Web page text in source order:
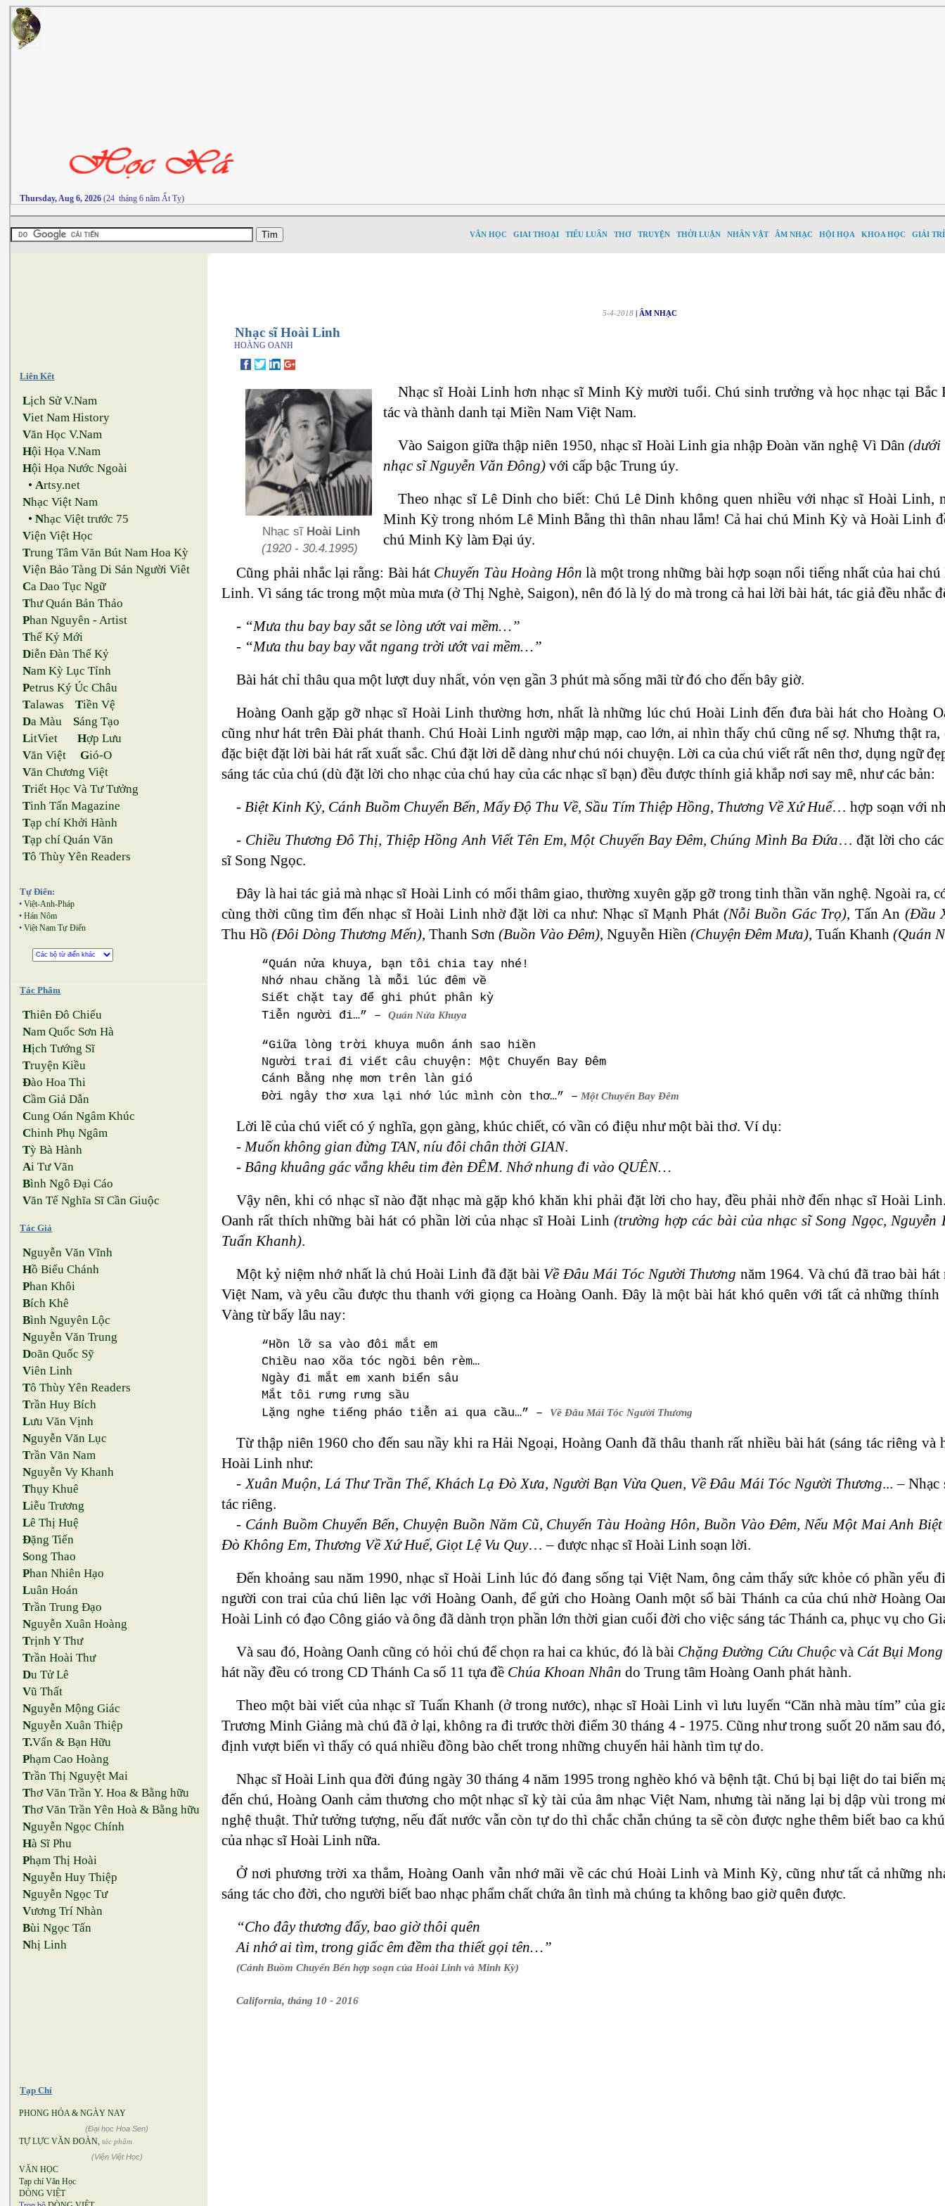
Thursday, Aug 6, 2026 (24 tháng 6 năm Ất Tỵ)
VĂN HỌC GIAI THOẠI TIỂU LUÂN THƠ TRUYỆN THỜI LUẬN NHÂN VẬT ÂM NHẠC HỘI HỌA KHOA HỌC GIẢI TRÍ
Liên Kết
Lịch Sử V.Nam
Viet Nam History
Văn Học V.Nam
Hội Họa V.Nam
Hội Họa Nước Ngoài
•Artsy.net
Nhạc Việt Nam
•Nhạc Việt trước 75
Viện Việt Học
Trung Tâm Văn Bút Nam Hoa Kỳ
Viện Bảo Tàng Di Sản Người Viêt
Ca Dao Tục Ngữ
Thư Quán Bản Thảo
Phan Nguyên - Artist
Thế Kỷ Mới
Diễn Đàn Thế Kỷ
Nam Kỳ Lục Tỉnh
Petrus Ký Úc Châu
Talawas Tiền Vệ
Da Màu Sáng Tạo
LitViet Hợp Lưu
Văn Việt Gió-O
Văn Chương Việt
Triết Học Và Tư Tưởng
Tinh Tấn Magazine
Tạp chí Khởi Hành
Tạp chí Quán Văn
Tô Thùy Yên Readers
Tự Điển:
• Việt-Anh-Pháp
• Hán Nôm
• Việt Nam Tự Điển
Tác Phẩm
Thiên Đô Chiếu
Nam Quốc Sơn Hà
Hịch Tướng Sĩ
Truyện Kiều
Đào Hoa Thi
Cầm Giả Dẫn
Cung Oán Ngâm Khúc
Chinh Phụ Ngâm
Tỳ Bà Hành
Ai Tư Vãn
Bình Ngô Đại Cáo
Văn Tế Nghĩa Sĩ Cần Giuộc
Tác Giả
Nguyễn Văn Vĩnh
Hồ Biểu Chánh
Phan Khôi
Bích Khê
Bình Nguyên Lộc
Nguyễn Văn Trung
Doãn Quốc Sỹ
Viên Linh
Tô Thùy Yên Readers
Trần Huy Bích
Lưu Văn Vịnh
Nguyễn Văn Lục
Trần Văn Nam
Nguyễn Vy Khanh
Thụy Khuê
Liễu Trương
Lê Thị Huệ
Đặng Tiến
Song Thao
Phan Nhiên Hạo
Luân Hoán
Trần Trung Đạo
Nguyễn Xuân Hoàng
Trịnh Y Thư
Trần Hoài Thư
Du Tử Lê
Vũ Thất
Nguyễn Mộng Giác
Nguyễn Xuân Thiệp
T.Vấn & Bạn Hữu
Phạm Cao Hoàng
Trần Thị Nguyệt Mai
Thơ Văn Trần Y. Hoa & Bằng hữu
Thơ Văn Trần Yên Hoà & Bằng hữu
Nguyễn Ngọc Chính
Hà Sĩ Phu
Phạm Thị Hoài
Nguyễn Huy Thiệp
Nguyễn Ngọc Tư
Vương Trí Nhàn
Bùi Ngọc Tấn
Nhị Linh
Tạp Chí
PHONG HÓA & NGÀY NAY
(Đại học Hoa Sen)
TỰ LỰC VĂN ĐOÀN, tác phẩm
(Viện Việt Học)
VĂN HỌC
Tạp chí Văn Học
DÒNG VIỆT
5-4-2018| ÂM NHẠC
Nhạc sĩ Hoài Linh
HOÀNG OANH
Nhạc sĩ Hoài Linh
(1920 - 30.4.1995)
Nhạc sĩ Hoài Linh hơn nhạc sĩ Minh Kỳ mười tuổi. Chú sinh trưởng và học nhạc tại Bắc
tác và thành danh tại Miền Nam Việt Nam.
Vào Saigon giữa thập niên 1950, nhạc sĩ Hoài Linh gia nhập Đoàn văn nghệ Vì Dân(dưới
nhạc sĩ Nguyễn Văn Đông) với cấp bậc Trung úy.
Theo nhạc sĩ Lê Dinh cho biết: Chú Lê Dinh không quen nhiều với nhạc sĩ Hoài Linh,
Minh Kỳ trong nhóm Lê Minh Bằng thì thân nhau lắm! Cả hai chú Minh Kỳ và Hoài Linh
chú Minh Kỳ làm Đại úy.
Cũng phải nhắc lại rằng: Bài hát Chuyến Tàu Hoàng Hôn là một trong những bài hợp soạn nổi tiếng nhất của hai
Linh. Vì sáng tác trong một mùa mưa (ở Thị Nghè, Saigon), nên đó là lý do mà trong cả hai lời bài hát, tác giả đều nhắc
- “Mưa thu bay bay sắt se lòng ướt vai mềm…”
- “Mưa thu bay bay vắt ngang trời ướt vai mềm…”
Bài hát chỉ thâu qua một lượt duy nhất, vỏn vẹn gần 3 phút mà sống mãi từ đó cho đến bây giờ.
Hoàng Oanh gặp gỡ nhạc sĩ Hoài Linh thường hơn, nhất là những lúc chú Hoài Linh đến đưa bài hát cho Hoàng
cũng như hát trên Đài phát thanh. Chú Hoài Linh người mập mạp, cao lớn, ai nhìn thấy chú cũng nể sợ. Nhưng thật
đặc biệt đặt lời bài hát rất xuất sắc. Chú đặt lời dễ dàng như chú nói chuyện. Lời ca của chú viết rất nên thơ, dụng ngữ
sáng tác của chú (dù đặt lời cho nhạc của chú hay của các nhạc sĩ bạn) đều được thính giả khắp nơi say mê, như các bản:
- Biệt Kinh Kỳ, Cánh Buồm Chuyển Bến, Mấy Độ Thu Về, Sầu Tím Thiệp Hồng, Thương Về Xứ Huế… hợp soạn với
- Chiều Thương Đô Thị, Thiệp Hồng Anh Viết Tên Em, Một Chuyến Bay Đêm, Chúng Mình Ba Đứa… đặt lời cho các
sĩ Song Ngọc.
Đây là hai tác giả mà nhạc sĩ Hoài Linh có mối thâm giao, thường xuyên gặp gỡ trong tinh thần văn nghệ. Ngoài ra,
cùng thời cũng tìm đến nhạc sĩ Hoài Linh nhờ đặt lời ca như: Nhạc sĩ Mạnh Phát (Nỗi Buồn Gác Trọ), Tấn An (Đầu
Thu Hồ (Đôi Dòng Thương Mến), Thanh Sơn (Buồn Vào Đêm), Nguyễn Hiền (Chuyện Đêm Mưa), Tuấn Khanh (Quán
“Quán nửa khuya, bạn tôi chia tay nhé!
Nhớ nhau chăng là mỗi lúc đêm về
Siết chặt tay để ghi phút phân kỳ
Tiễn người đi…” –Quán Nửa Khuya
“Giữa lòng trời khuya muôn ánh sao hiền
Người trai đi viết câu chuyện: Một Chuyến Bay Đêm
Cánh Bằng nhẹ mơn trên làn gió
Đời ngây thơ xưa lại nhớ lúc mình còn thơ…” – Một Chuyến Bay Đêm
Lời lẽ của chú viết có ý nghĩa, gọn gàng, khúc chiết, có vần có điệu như một bài thơ. Ví dụ:
- Muốn không gian đừng TAN, níu đôi chân thời GIAN.
- Bâng khuâng gác vắng khêu tim đèn ĐÊM. Nhớ nhung đi vào QUÊN…
Vậy nên, khi có nhạc sĩ nào đặt nhạc mà gặp khó khăn khi phải đặt lời cho hay, đều phải nhờ đến nhạc sĩ Hoài
Oanh rất thích những bài hát có phần lời của nhạc sĩ Hoài Linh(trường hợp các bài của nhạc sĩ Song Ngọc, Nguyễn
Tuấn Khanh).
Một kỷ niệm nhớ nhất là chú Hoài Linh đã đặt bài Về Đâu Mái Tóc Người Thương năm 1964. Và chú đã trao bài
Việt Nam, và yêu cầu được thu thanh với giọng ca Hoàng Oanh. Đây là một bài hát khó quên với tất cả những thính
Vàng từ bấy lâu nay:
“Hồn lỡ sa vào đôi mắt em
Chiều nao xõa tóc ngồi bên rèm…
Ngày đi mắt em xanh biển sâu
Mắt tôi rưng rưng sầu
Lặng nghe tiếng pháo tiễn ai qua cầu…” –
Về Đâu Mái Tóc Người Thương
Từ thập niên 1960 cho đến sau nầy khi ra Hải Ngoại, Hoàng Oanh đã thâu thanh rất nhiều bài hát (sáng tác riêng và
Hoài Linh như:
- Xuân Muộn, Lá Thư Trần Thế, Khách Lạ Đò Xưa, Người Bạn Vừa Quen, Về Đâu Mái Tóc Người Thương... –
tác riêng.
- Cánh Buồm Chuyển Bến, Chuyện Buồn Năm Cũ, Chuyến Tàu Hoàng Hôn, Buồn Vào Đêm, Nếu Một Mai Anh
Đò Không Em, Thương Về Xứ Huế, Giọt Lệ Vu Quy… – được nhạc sĩ Hoài Linh soạn lời.
Đến khoảng sau năm 1990, nhạc sĩ Hoài Linh lúc đó đang sống tại Việt Nam, ông cảm thấy sức khỏe có phần yếu
người con trai của chú liên lạc với Hoàng Oanh, để gửi cho Hoàng Oanh một số bài Thánh ca của chú nhờ Hoàng
Hoài Linh có đạo Công giáo và ông đã dành trọn phần lớn thời gian cuối đời cho việc sáng tác Thánh ca, phục vụ cho
Và sau đó, Hoàng Oanh cũng có hỏi chú để chọn ra hai ca khúc, đó là bài Chặng Đường Cứu Chuộcvà Cát Bụi
hát nầy đều có trong CD Thánh Ca số 11 tựa đề Chúa Khoan Nhân do Trung tâm Hoàng Oanh phát hành.
Theo một bài viết của nhạc sĩ Tuấn Khanh (ở trong nước), nhạc sĩ Hoài Linh vì lưu luyến “Căn nhà màu tím” của
Trương Minh Giảng mà chú đã ở lại, không ra đi trước thời điểm 30 tháng 4 - 1975. Cũng như trong suốt 20 năm sau
định vượt biển vì thấy có quá nhiều đồng bào chết trong những chuyến hải hành tìm tự do.
Nhạc sĩ Hoài Linh qua đời đúng ngày 30 tháng 4 năm 1995 trong nghèo khó và bệnh tật. Chú bị bại liệt do tai biến
đến chú, Hoàng Oanh cảm thương cho một nhạc sĩ kỳ tài của âm nhạc Việt Nam, nhưng tài năng lại bị dập vùi trong
nghệ thuật. Thử tưởng tượng, nếu đất nước vẫn còn tự do thì chắc chắn chúng ta sẽ còn được nghe thêm biết bao ca
của nhạc sĩ Hoài Linh nữa.
Ở nơi phương trời xa thẳm, Hoàng Oanh vẫn nhớ mãi về các chú Hoài Linh và Minh Kỳ, cũng như tất cả những
sáng tác cho đời, cho người biết bao nhạc phẩm chất chứa ân tình mà chúng ta không bao giờ quên được.
“Cho đây thương đấy, bao giờ thôi quên
Ai nhớ ai tìm, trong giấc êm đềm tha thiết gọi tên…”
(Cánh Buồm Chuyển Bến hợp soạn của Hoài Linh và Minh Kỳ)
California, tháng 10 - 2016